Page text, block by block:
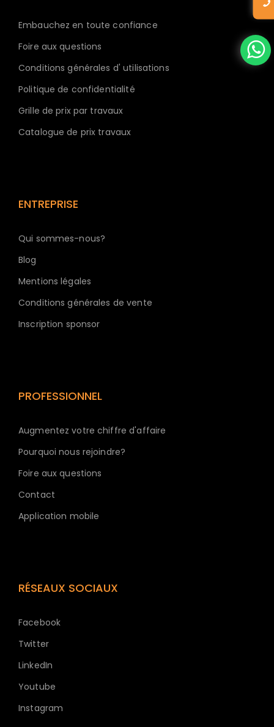
Embauchez en toute confiance
Foire aux questions
Conditions générales d' utilisations
Politique de confidentialité
Grille de prix par travaux
Catalogue de prix travaux
ENTREPRISE
Qui sommes-nous?
Blog
Mentions légales
Conditions générales de vente
Inscription sponsor
PROFESSIONNEL
Augmentez votre chiffre d'affaire
Pourquoi nous rejoindre?
Foire aux questions
Contact
Application mobile
RÉSEAUX SOCIAUX
Facebook
Twitter
LinkedIn
Youtube
Instagram